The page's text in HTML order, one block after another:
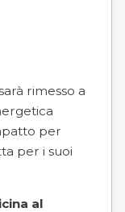
rimesso a
per
per i suoi
al